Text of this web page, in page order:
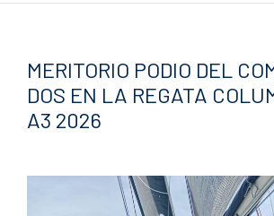
MERITORIO PODIO DEL
DOS EN LA REGATA
A3 2026